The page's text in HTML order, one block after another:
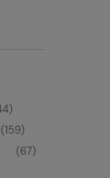
(159)
(67)